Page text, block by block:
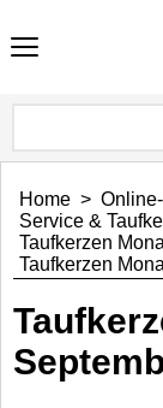
Home >
Service &
Taufkerzen
Taufkerzen